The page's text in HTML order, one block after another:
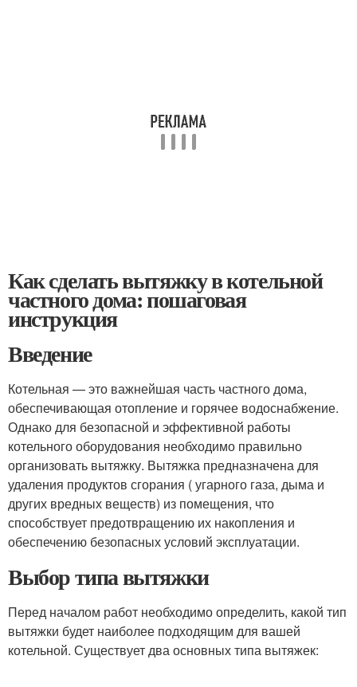
Как сделать вытяжку в котельной
частного дома: пошаговая
инструкция
Введение
Котельная — это важнейшая часть частного дома,
обеспечивающая отопление и горячее водоснабжение.
Однако для безопасной и эффективной работы
котельного оборудования необходимо правильно
организовать вытяжку. Вытяжка предназначена для
удаления продуктов сгорания ( угарного газа, дыма и
других вредных веществ) из помещения, что
способствует предотвращению их накопления и
обеспечению безопасных условий эксплуатации.
Выбор типа вытяжки
Перед началом работ необходимо определить, какой тип
вытяжки будет наиболее подходящим для вашей
котельной. Существует два основных типа вытяжек: